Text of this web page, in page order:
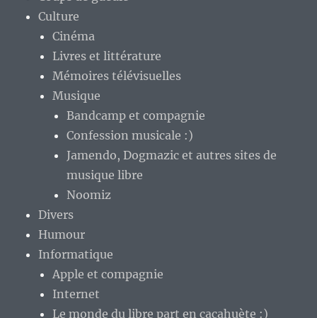
Culture
Cinéma
Livres et littérature
Mémoires télévisuelles
Musique
Bandcamp et compagnie
Confession musicale :)
Jamendo, Dogmazic et autres sites de
musique libre
Noomiz
Divers
Humour
Informatique
Apple et compagnie
Internet
Le monde du libre part en cacahuète :)